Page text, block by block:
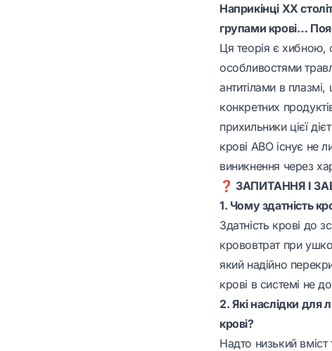
Наприкінці XX
групами крові…
Ця теорія є хибною,
особливостями
антитілами в
конкретних
прихильники цієї
крові АВО існує не
виникнення через
❓ ЗАПИТАННЯ І
1. Чому здатність
Здатність крові до
крововтрат при
який надійно
крові в системі не
2. Які наслідки
крові?
Надто низький